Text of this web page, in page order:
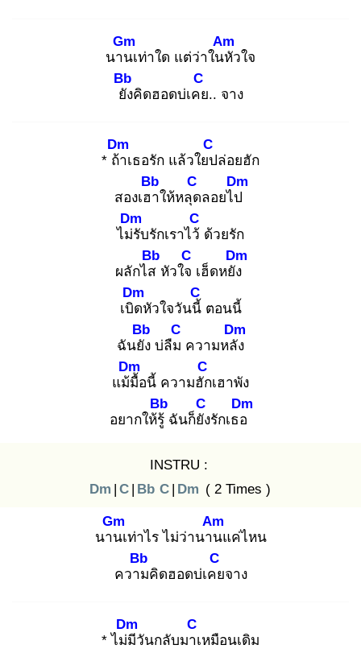
นาน
Gm
เท่าใด แต่ว่าในหั
Am
วใจ
ยัง
Bb
คิดฮอดบ่เคย
C
.. จาง
* ถ้า
Dm
เธอรัก แล้วใยป
C
ล่อยฮัก
สองเฮา
Bb
ให้หลุด
C
ลอยไป
Dm
ไม่รั
Dm
บรักเราไว้
C
ด้วยรัก
ผลักไส
Bb
หัวใจ
C
เฮ็ดหยัง
Dm
เบิด
Dm
หัวใจวันนี้
C
ตอนนี้
ฉันยัง
Bb
บ่ลืม
C
ความหลัง
Dm
แม้มื้
Dm
อนี้ ความฮัก
C
เฮาพัง
อยากให้รู้
Bb
ฉันก็ยัง
C
รักเธอ
Dm
INSTRU :
Dm | C | Bb C | Dm ( 2 Times )
นาน
Gm
เท่าไร ไม่ว่านาน
Am
แค่ไหน
ความ
Bb
คิดฮอดบ่เคย
C
จาง
* ไม่มี
Dm
วันกลับมาเ
C
หมือนเดิม